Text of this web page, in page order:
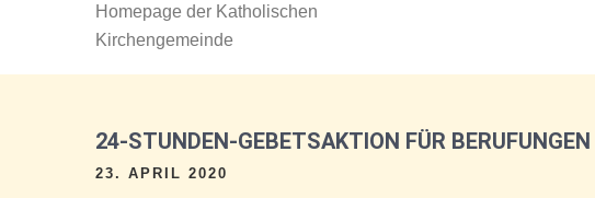
Homepage der Katholischen
Kirchengemeinde
24-STUNDEN-GEBETSAKTION FÜR BERUFUNGEN
23. APRIL 2020